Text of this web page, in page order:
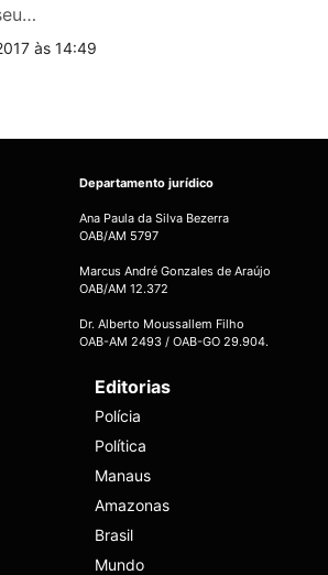
às 14:49
Departamento jurídico
Ana Paula da Silva Bezerra
OAB/AM 5797
Marcus André Gonzales de Araújo
OAB/AM 12.372
Dr. Alberto Moussallem Filho
OAB-AM 2493 / OAB-GO 29.904.
Editorias
Polícia
Política
Manaus
Amazonas
Brasil
Mundo